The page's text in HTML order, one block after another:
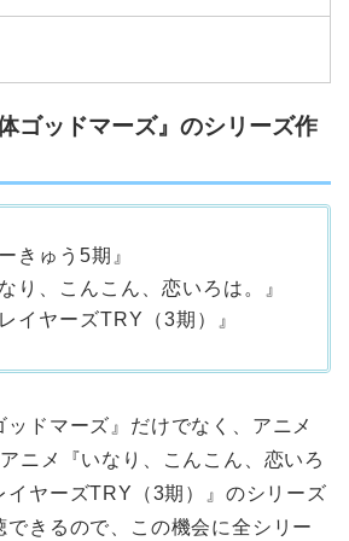
ゴッドマーズ』のシリーズ作
きゅう5期』
り、こんこん、恋いろは。』
イヤーズTRY（3期）』
ッドマーズ』だけでなく、アニメ
ニメ『いなり、こんこん、恋いろ
イヤーズTRY（3期）』のシリーズ
できるので、この機会に全シリー